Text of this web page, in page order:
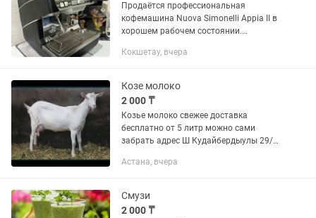
Продаётся профессиональная
кофемашина Nuova Simonelli Appia II в
хорошем рабочем состоянии.
to-go или офиса с хорошим потоком.
Кокшетау, вчера
Козе молоко
2 000 ₸
Козье молоко свежее доставка
бесплатно от 5 литр можно сами
забрать адрес Ш Кудайбердыулы 29/1
Астана, вчера
Смузи
2 000 ₸